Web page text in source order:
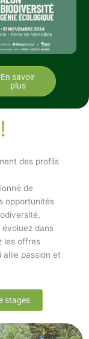
En savoir
plus
des profils
de
opportunités
dans
les offres
allie passion et
stages